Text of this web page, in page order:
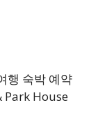
행 숙박 예약
Park House